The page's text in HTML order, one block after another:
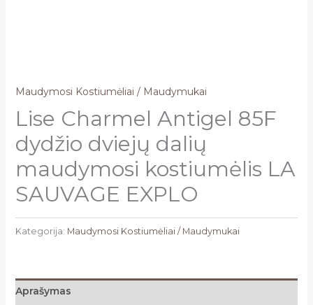
Maudymosi Kostiumėliai / Maudymukai
Lise Charmel Antigel 85F
dydžio dviejų dalių
maudymosi kostiumėlis LA
SAUVAGE EXPLO
Kategorija: Maudymosi Kostiumėliai / Maudymukai
Aprašymas